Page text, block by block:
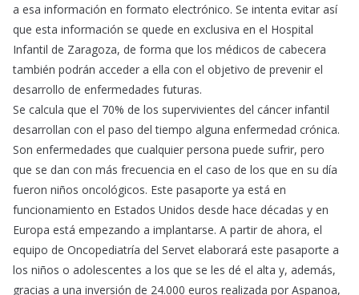
a esa información en formato electrónico. Se intenta evitar así
que esta información se quede en exclusiva en el Hospital
Infantil de Zaragoza, de forma que los médicos de cabecera
también podrán acceder a ella con el objetivo de prevenir el
desarrollo de enfermedades futuras.
Se calcula que el 70% de los supervivientes del cáncer infantil
desarrollan con el paso del tiempo alguna enfermedad crónica.
Son enfermedades que cualquier persona puede sufrir, pero
que se dan con más frecuencia en el caso de los que en su día
fueron niños oncológicos. Este pasaporte ya está en
funcionamiento en Estados Unidos desde hace décadas y en
Europa está empezando a implantarse. A partir de ahora, el
equipo de Oncopediatría del Servet elaborará este pasaporte a
los niños o adolescentes a los que se les dé el alta y, además,
gracias a una inversión de 24.000 euros realizada por Aspanoa,